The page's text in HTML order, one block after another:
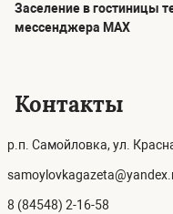
Заселение в гостиницы
мессенджера MAX
Контакты
р.п. Самойловка, ул.
8 (84548) 2-16-58